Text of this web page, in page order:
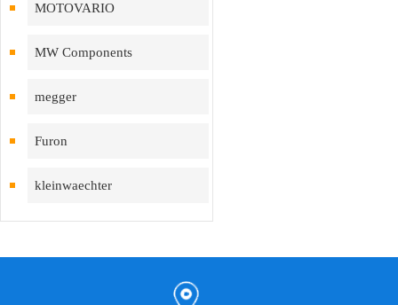
MOTOVARIO
MW Components
megger
Furon
kleinwaechter